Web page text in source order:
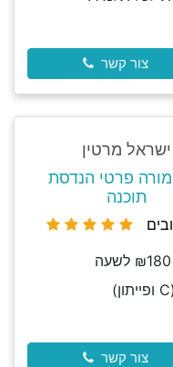
צור קשר
ישראל מרטין
מורה פרטי הנדסת
תוכנה
₪180 לשעה
צור קשר